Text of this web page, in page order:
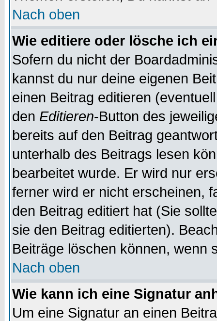
Nach oben
Wie editiere oder lösche ich
Sofern du nicht der
kannst du nur deine eigenen
einen Beitrag editieren
den Editieren-Button des
bereits auf den Beitrag
unterhalb des Beitrags lesen
bearbeitet wurde. Er wird nur
ferner wird er nicht erscheinen,
den Beitrag editiert hat (Sie
sie den Beitrag editierten).
Beiträge löschen können, wenn
Nach oben
Wie kann ich eine Signatur
Um eine Signatur an einen